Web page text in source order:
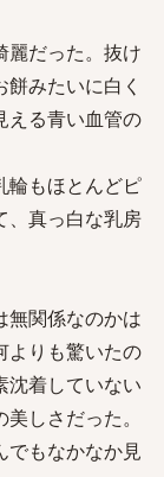
麗だった。抜け
みたいに白く
える青い血管の
輪もほとんどピ
、真っ白な乳房
無関係なのかは
よりも驚いたの
沈着していない
しさだった。
でもなかなか見